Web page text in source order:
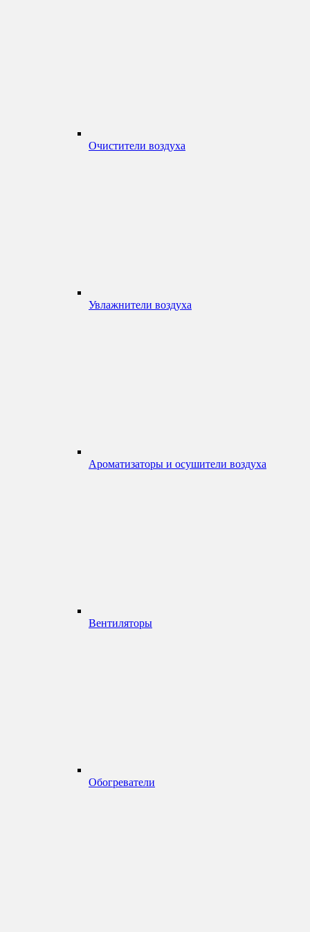
Очистители воздуха
Увлажнители воздуха
Ароматизаторы и осушители воздуха
Вентиляторы
Обогреватели